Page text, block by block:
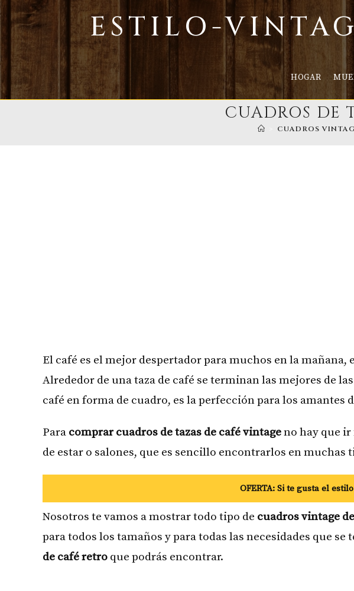
Ir
contenido
ESTILO-
HOGAR
CUADROS DE
CUADROS
El café es el mejor despertador para muchos en la
Alrededor de una taza de café se terminan las mejores de
café en forma de cuadro, es la perfección para los amantes
Para comprar cuadros de tazas de café vintageno hay que
de estar o salones, que es sencillo encontrarlos en muchas
OFERTA: Si te gusta el
Nosotros te vamos a mostrar todo tipo de cuadros vintage
para todos los tamaños y para todas las necesidades que
de café retro que podrás encontrar.